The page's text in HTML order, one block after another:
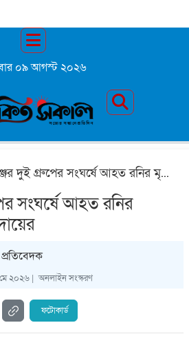
০৯ আগস্ট ২০২৬
রূপগঞ্জের দুই গ্রুপের সংঘর্ষে আহত রনির মৃত্যু,থানায় মামলা দায়ের
সংঘর্ষে আহত রনির
২০২৬ | অনলাইন সংস্করণ
ফটোকার্ড